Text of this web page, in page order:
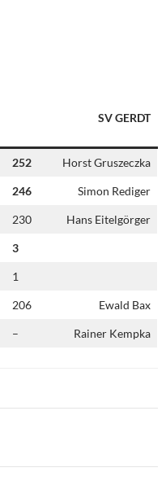
SV GERDT
252 Horst Gruszeczka
246 Simon Rediger
230 Hans Eitelgörger
3
1
206 Ewald Bax
– Rainer Kempka